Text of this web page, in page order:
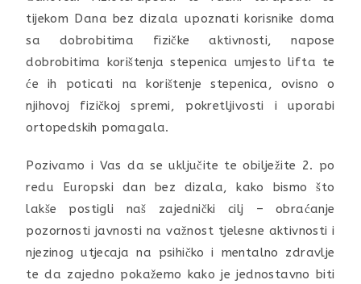
tijekom Dana bez dizala upoznati korisnike doma
sa dobrobitima fizičke aktivnosti, napose
dobrobitima korištenja stepenica umjesto lifta te
će ih poticati na korištenje stepenica, ovisno o
njihovoj fizičkoj spremi, pokretljivosti i uporabi
ortopedskih pomagala.
Pozivamo i Vas da se uključite te obilježite 2. po
redu Europski dan bez dizala, kako bismo što
lakše postigli naš zajednički cilj – obraćanje
pozornosti javnosti na važnost tjelesne aktivnosti i
njezinog utjecaja na psihičko i mentalno zdravlje
te da zajedno pokažemo kako je jednostavno biti